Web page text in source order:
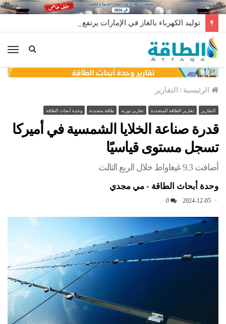
توليد الكهرباء بالغاز في الإمارات يرتفع للعام الثاني
الرئيسية / التقارير
التقارير تقارير الطاقة المتجددة تقارير دورية طاقة متجددة وحدة أبحاث الطاقة
قدرة صناعة الخلايا الشمسية في أميركا
تسجل مستوى قياسيًا
أضافت 9.3 غيغاواط خلال الربع الثالث
وحدة أبحاث الطاقة - مي مجدي
2024-12-05
0